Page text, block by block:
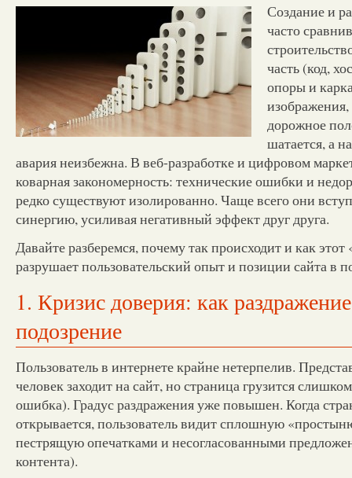
Создание и
часто
часть (код,
опоры и
дорожное
шатается, а
авария неизбежна. В веб-разработке и цифровом
коварная закономерность: технические ошибки и
редко существуют изолированно. Чаще всего они
синергию, усиливая негативный эффект друг друга.
Давайте разберемся, почему так происходит и как
разрушает пользовательский опыт и позиции сайта в
1. Кризис доверия: как
подозрение
Пользователь в интернете крайне нетерпелив.
человек заходит на сайт, но страница грузится
ошибка). Градус раздражения уже повышен. Когда
открывается, пользователь видит сплошную
пестрящую опечатками и несогласованными
контента).